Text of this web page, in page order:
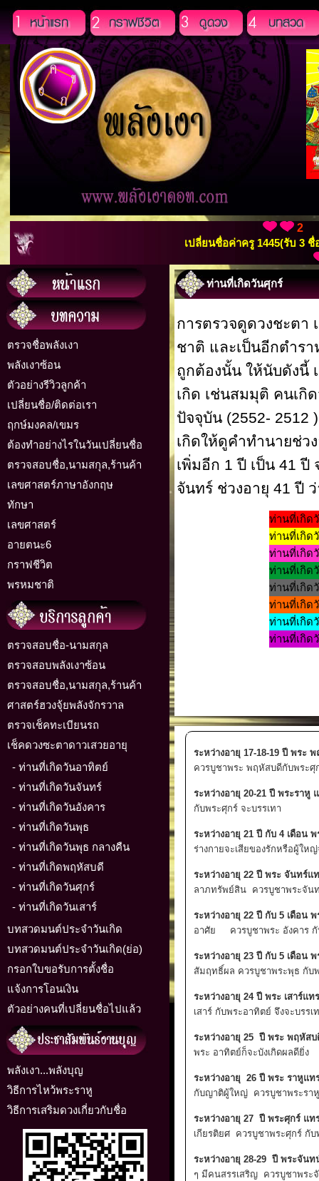
2
เปลี่ยนชื่อค่าครู 1445(รับ 3
ตรวจชื่อพลังเงา
พลังเงาซ้อน
ตัวอย่างรีวิวลูกค้า
เปลี่ยนชื่อ/ติดต่อเรา
ฤกษ์มงคล/เขมร
ต้องทำอย่างไรในวันเปลี่ยนชื่อ
ตรวจสอบชื่อ,นามสกุล,ร้านค้า
เลขศาสตร์ภาษาอังกฤษ
ทักษา
เลขศาสตร์
อายตนะ6
กราฟชีวิต
พรหมชาติ
ตรวจสอบชื่อ-นามสกุล
ตรวจสอบพลังเงาซ้อน
ตรวจสอบชื่อ,นามสกุล,ร้านค้า
ศาสตร์ฮวงจุ้ยพลังจักรวาล
ตรวจเช็คทะเบียนรถ
เช็คดวงซะตาดาวเสวยอายุ
- ท่านที่เกิดวันอาทิตย์
- ท่านที่เกิดวันจันทร์
- ท่านที่เกิดวันอังคาร
- ท่านที่เกิดวันพุธ
- ท่านที่เกิดวันพุธ กลางคืน
- ท่านที่เกิดพฤหัสบดี
- ท่านที่เกิดวันศุกร์
- ท่านที่เกิดวันเสาร์
บทสวดมนต์ประจำวันเกิด
บทสวดมนต์ประจำวันเกิด(ย่อ)
กรอกใบขอรับการตั้งชื่อ
แจ้งการโอนเงิน
ตัวอย่างคนที่เปลี่ยนชื่อไปแล้ว
พลังเงา...พลังบุญ
วิธีการไหว้พระราหู
วิธีการเสริมดวงเกี่ยวกับชื่อ
ท่านที่เกิดวันศุกร์
การตรวจดูดวงชะตา
ชาติ และเป็นอีกตำร
ถูกต้องนั้น ให้นับดังนี้
เกิด เช่นสมมุติ คนเกิ
ปัจจุบัน (2552- 2512
เกิดให้ดูคำทำนายช่ว
เพิ่มอีก 1 ปี เป็น 41
จันทร์ ช่วงอายุ 41 ปี
ท่านที่เกิด
ท่านที่เกิด
ท่านที่เกิด
ท่านที่เกิด
ท่านที่เกิด
ท่านที่เกิด
ท่านที่เกิด
ท่านที่เกิด
ระหว่างอายุ 17-18-19 ปี พระ
ควรบูชาพระ พฤหัสบดีกับพระศุ
ระหว่างอายุ 20-21 ปี พระรา
กับพระศุกร์ จะบรรเทา
ระหว่างอายุ 21 ปี กับ 4 เดือน
ร่างกายจะเสียของรักหรือผู้ให
ระหว่างอายุ 22 ปี พระ จันทร์
ลาภทรัพย์สิน ควรบูชาพระจัน
ระหว่างอายุ 22 ปี กับ 5 เดือน
อาศัย ควรบูชาพระ อังคาร กั
ระหว่างอายุ 23 ปี กับ 5 เดือ
สัมฤทธิ์ผล ควรบูชาพระพุธ กับ
ระหว่างอายุ 24 ปี พระ เสาร์แ
เสาร์ กับพระอาทิตย์ จึงจะบรร
ระหว่างอายุ 25 ปี พระ พฤหัส
พระ อาทิตย์ก็จะบังเกิดผลดียิ่ง
ระหว่างอายุ 26 ปี พระ ราหูแ
กับญาติผู้ใหญ่ ควรบูชาพระรา
ระหว่างอายุ 27 ปี พระศุกร์ แ
เกียรติยศ ควรบูชาพระศุกร์ กั
ระหว่างอายุ 28-29 ปี พระจันท
ๆ มีคนสรรเสริญ ควรบูชาพร